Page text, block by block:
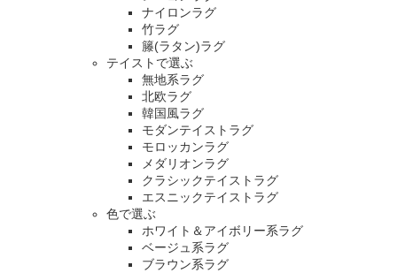
ナイロンラグ
竹ラグ
籐(ラタン)ラグ
テイストで選ぶ
無地系ラグ
北欧ラグ
韓国風ラグ
モダンテイストラグ
モロッカンラグ
メダリオンラグ
クラシックテイストラグ
エスニックテイストラグ
色で選ぶ
ホワイト＆アイボリー系ラグ
ベージュ系ラグ
ブラウン系ラグ